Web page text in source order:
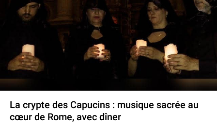
La crypte des Capucins : musique sacrée au
cœur de Rome, avec dîner